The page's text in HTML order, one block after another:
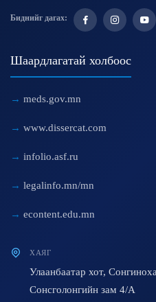
Биднийг дагах:
Шаардлагатай холбоос
meds.gov.mn
www.dissercat.com
infolio.asf.ru
legalinfo.mn/mn
econtent.edu.mn
ХАЯГ
Улаанбаатар хот,
Сонсголонгийн зам 4/A